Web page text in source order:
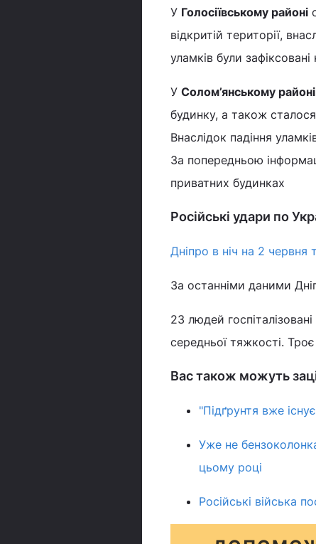
У Голосіївському районі
відкритій території,
уламків були
У Солом’янському районі
будинку, а також
Внаслідок падіння
За попередньою
приватних будинках
Російські удари по
Дніпро в ніч на 2 червня
За останніми даними
23 людей
середньої тяжкості.
Вас також можуть
"Підґрунтя вже
Уже не
цьому році
Російські війська